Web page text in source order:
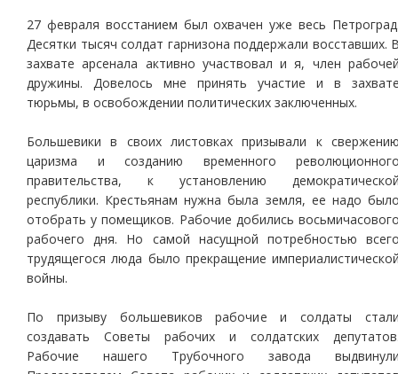
27 февраля восстанием был охвачен уже весь
Десятки тысяч солдат гарнизона поддержали восставших.
захвате арсенала активно участвовал и я, член
дружины. Довелось мне принять участие и в
тюрьмы, в освобождении политических заключенных.
Большевики в своих листовках призывали к
царизма и созданию временного
правительства, к установлению
республики. Крестьянам нужна была земля, ее надо
отобрать у помещиков. Рабочие добились
рабочего дня. Но самой насущной потребностью
трудящегося люда было прекращение
войны.
По призыву большевиков рабочие и солдаты
создавать Советы рабочих и солдатских
Рабочие нашего Трубочного завода